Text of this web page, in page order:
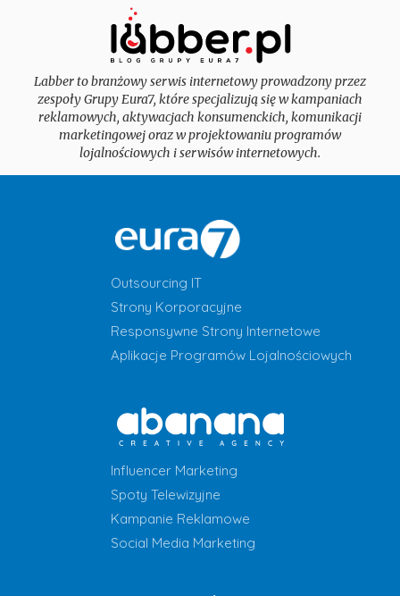
Labber to branżowy serwis internetowy prowadzony przez
zespoły Grupy Eura7, które specjalizują się w kampaniach
reklamowych, aktywacjach konsumenckich, komunikacji
marketingowej oraz w projektowaniu programów
lojalnościowych i serwisów internetowych.
Outsourcing IT
Strony Korporacyjne
Responsywne Strony Internetowe
Aplikacje Programów Lojalnościowych
Influencer Marketing
Spoty Telewizyjne
Kampanie Reklamowe
Social Media Marketing